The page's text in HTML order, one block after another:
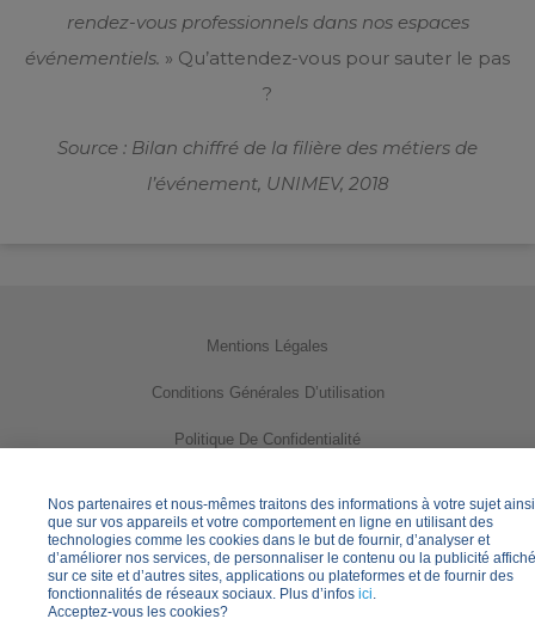
rendez-vous professionnels dans nos espaces
événementiels. » Qu’attendez-vous pour sauter le pas
?
Source : Bilan chiffré de la filière des métiers de
l’événement, UNIMEV, 2018
Mentions Légales
Conditions Générales D’utilisation
Politique De Confidentialité
Gérer Vos Paramètres Des Cookies
Informations Pratiques
Nos partenaires et nous-mêmes traitons des informations à votre sujet ainsi
que sur vos appareils et votre comportement en ligne en utilisant des
technologies comme les cookies dans le but de fournir, d’analyser et
d’améliorer nos services, de personnaliser le contenu ou la publicité affiché
sur ce site et d’autres sites, applications ou plateformes et de fournir des
fonctionnalités de réseaux sociaux. Plus d’infos ici.
Acceptez-vous les cookies?